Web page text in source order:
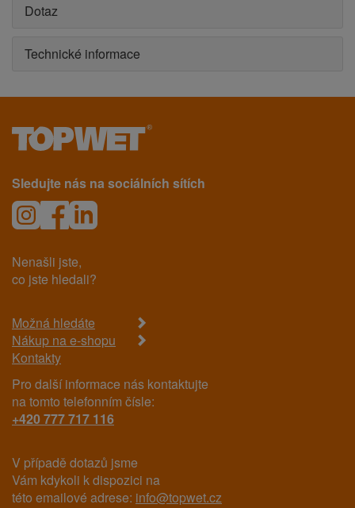
Dotaz
Technické informace
Sledujte nás na sociálních sítích
Nenašli jste,
co jste hledali?
Možná hledáte
Nákup na e-shopu
Kontakty
Pro další informace nás kontaktujte
na tomto telefonním čísle:
+420 777 717 116
V případě dotazů jsme
Vám kdykoli k dispozici na
této emailové adrese: info@topwet.cz